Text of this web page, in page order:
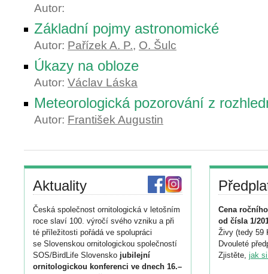
Autor:
Základní pojmy astronomické
Autor: Pařízek A. P., O. Šulc
Úkazy na obloze
Autor: Václav Láska
Meteorologická pozorování z
Autor: František Augustin
Aktuality
Česká společnost ornitologická v letošním
roce slaví 100. výročí svého vzniku a při
té příležitosti pořádá ve spolupráci
se Slovenskou ornitologickou společností
SOS/BirdLife Slovensko jubilejní
ornitologickou konferenci ve dnech 16.–
Cena
od čísla 1/
Živy (tedy 59
Dvouleté
Zjistěte, jak